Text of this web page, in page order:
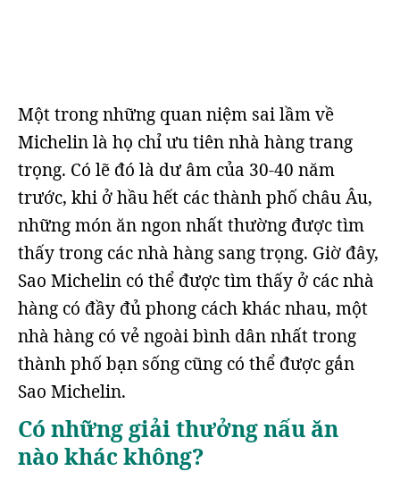
Một trong những quan niệm sai lầm về
Michelin là họ chỉ ưu tiên nhà hàng trang
trọng. Có lẽ đó là dư âm của 30-40 năm
trước, khi ở hầu hết các thành phố châu Âu,
những món ăn ngon nhất thường được tìm
thấy trong các nhà hàng sang trọng. Giờ đây,
Sao Michelin có thể được tìm thấy ở các nhà
hàng có đầy đủ phong cách khác nhau, một
nhà hàng có vẻ ngoài bình dân nhất trong
thành phố bạn sống cũng có thể được gắn
Sao Michelin.
Có những giải thưởng nấu ăn
nào khác không?